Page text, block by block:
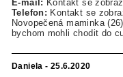
E-mail: Kontakt se
Telefon: Kontakt se
Novopečená maminka
bychom mohli chodit do
Daniela - 25.6.2020